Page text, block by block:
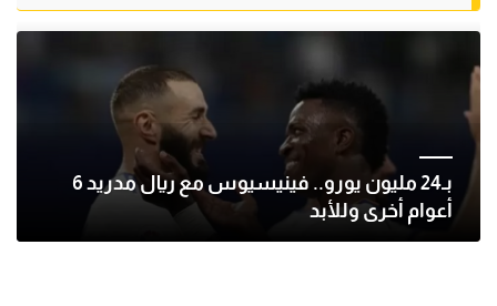
بـ24 مليون يورو.. فينيسيوس مع ريال مدريد 6
أعوام أخرى وللأبد